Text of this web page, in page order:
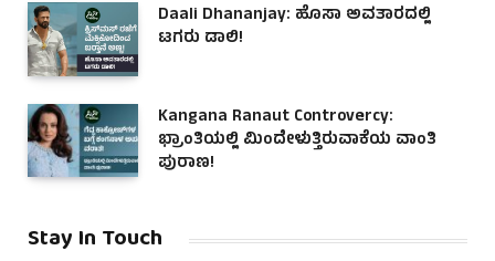
Daali Dhananjay: ಹೊಸಾ ಅವತಾರದಲ್ಲಿ
ಟಗರು ಡಾಲಿ!
Kangana Ranaut Controvercy:
ಭ್ರಾಂತಿಯಲ್ಲಿ ಮಿಂದೇಳುತ್ತಿರುವಾಕೆಯ ವಾಂತಿ
ಪುರಾಣ!
Stay In Touch